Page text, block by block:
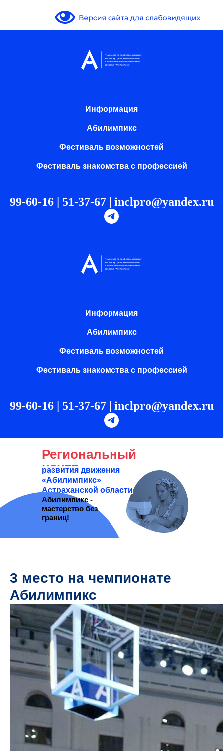
Информация
Абилимпикс
Фестиваль возможностей
Фестиваль знакомства с профессией
99-60-16 | 51-37-67 | inclpro@yandex.ru
Информация
Абилимпикс
Фестиваль возможностей
Фестиваль знакомства с профессией
99-60-16 | 51-37-67 | inclpro@yandex.ru
Региональный
центр
развития движения
«Абилимпикс»
Астраханской области
Абилимпикс -
мастерство без
границ!
3 место на чемпионате
Абилимпикс